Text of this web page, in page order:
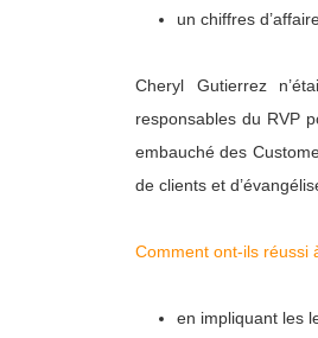
un chiffres
Cheryl Gutierrez
responsables du RVP
embauché des
de clients et
Comment ont-ils réussi
en impliquant les